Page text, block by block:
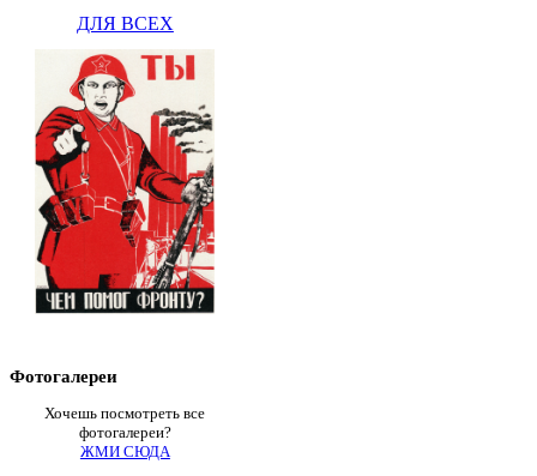
ДЛЯ ВСЕХ
Фотогалереи
Хочешь посмотреть все
фотогалереи?
ЖМИ СЮДА